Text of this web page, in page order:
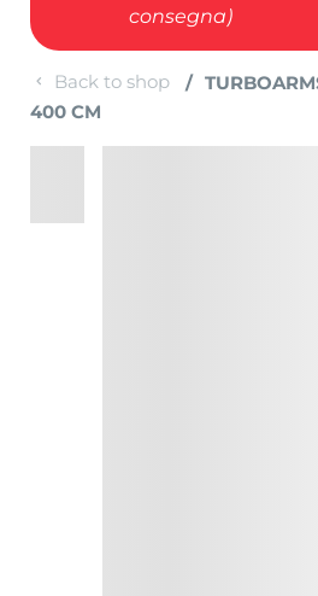
consegna)
Back to shop
400 CM